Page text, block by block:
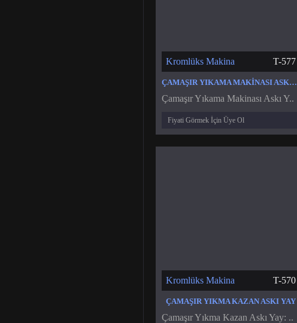
Kromlüks Makina T-577
ÇAMAŞIR YIKAMA MAKINASI ASKI YAY KAZAN YAYI
Çamaşır Yıkama Makinası Askı Y..
Fiyati Görmek İçin Üye Ol
Kromlüks Makina T-570
ÇAMAŞIR YIKMA KAZAN ASKI YAY
Çamaşır Yıkma Kazan Askı Yay: ..